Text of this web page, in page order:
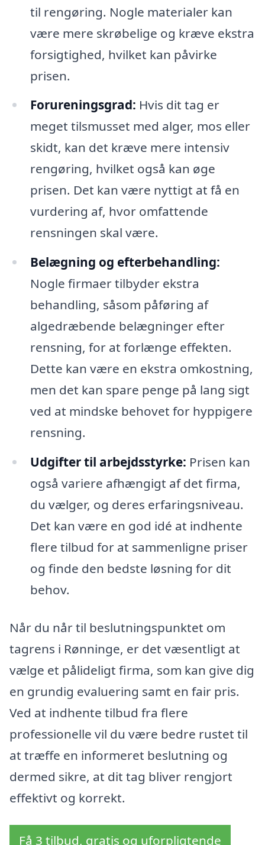
til rengøring. Nogle materialer kan
være mere skrøbelige og kræve ekstra
forsigtighed, hvilket kan påvirke
prisen.
Forureningsgrad: Hvis dit tag er
meget tilsmusset med alger, mos eller
skidt, kan det kræve mere intensiv
rengøring, hvilket også kan øge
prisen. Det kan være nyttigt at få en
vurdering af, hvor omfattende
rensningen skal være.
Belægning og efterbehandling:
Nogle firmaer tilbyder ekstra
behandling, såsom påføring af
algedræbende belægninger efter
rensning, for at forlænge effekten.
Dette kan være en ekstra omkostning,
men det kan spare penge på lang sigt
ved at mindske behovet for hyppigere
rensning.
Udgifter til arbejdsstyrke: Prisen kan
også variere afhængigt af det firma,
du vælger, og deres erfaringsniveau.
Det kan være en god idé at indhente
flere tilbud for at sammenligne priser
og finde den bedste løsning for dit
behov.
Når du når til beslutningspunktet om
tagrens i Rønninge, er det væsentligt at
vælge et pålideligt firma, som kan give dig
en grundig evaluering samt en fair pris.
Ved at indhente tilbud fra flere
professionelle vil du være bedre rustet til
at træffe en informeret beslutning og
dermed sikre, at dit tag bliver rengjort
effektivt og korrekt.
Få 3 tilbud, gratis og uforpligtende